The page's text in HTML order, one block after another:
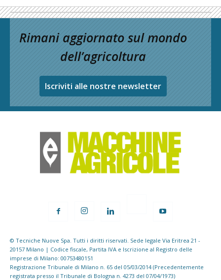
Rimani aggiornato sul mondo
dell’agricoltura
Iscriviti alle nostre newsletter
© Tecniche Nuove Spa. Tutti i diritti riservati. Sede legale Via Eritrea 21 -
20157 Milano | Codice fiscale, Partita IVA e Iscrizione al Registro delle
imprese di Milano: 00753480151
Registrazione Tribunale di Milano n. 65 del 05/03/2014 (Precedentemente
registrata presso il Tribunale di Bologna n. 4273 del 07/04/1973)